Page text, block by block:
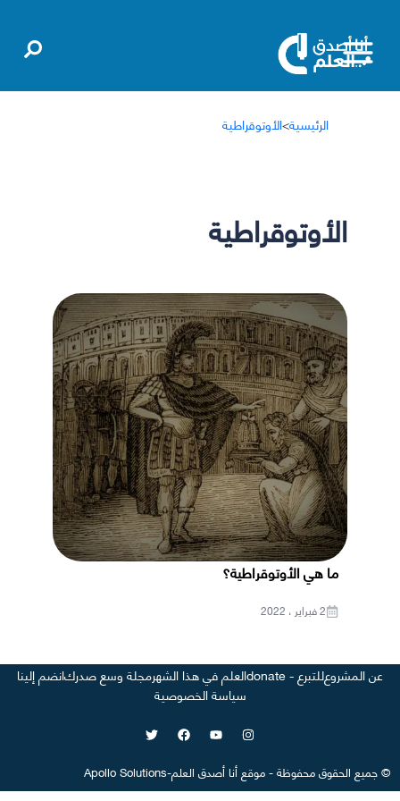
الرئيسية>الأوتوقراطية
الأوتوقراطية
ما هي الأوتوقراطية؟
2 فبراير ، 2022
عن المشروعللتبرع - donate العلم في هذا الشهرمجلة وسع صدركانضم إلينا
سياسة الخصوصية
©جميع الحقوق محفوظة-موقع أنا أصدق العلم-
Apollo Solutions